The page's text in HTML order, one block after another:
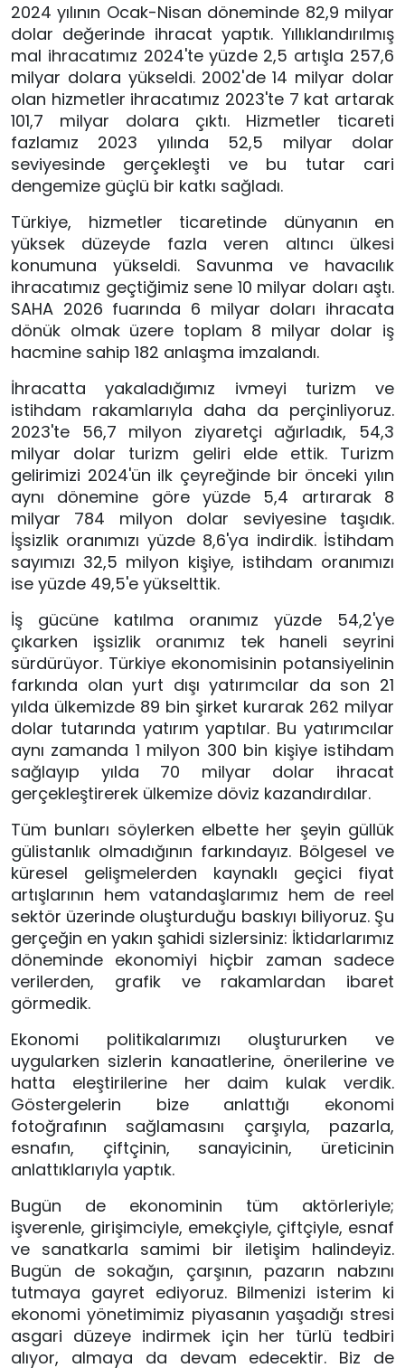
2024 yılının Ocak-Nisan döneminde 82,9 milyar
dolar değerinde ihracat yaptık. Yıllıklandırılmış
mal ihracatımız 2024'te yüzde 2,5 artışla 257,6
milyar dolara yükseldi. 2002'de 14 milyar dolar
olan hizmetler ihracatımız 2023'te 7 kat artarak
101,7 milyar dolara çıktı. Hizmetler ticareti
fazlamız 2023 yılında 52,5 milyar dolar
seviyesinde gerçekleşti ve bu tutar cari
dengemize güçlü bir katkı sağladı.
Türkiye, hizmetler ticaretinde dünyanın en
yüksek düzeyde fazla veren altıncı ülkesi
konumuna yükseldi. Savunma ve havacılık
ihracatımız geçtiğimiz sene 10 milyar doları aştı.
SAHA 2026 fuarında 6 milyar doları ihracata
dönük olmak üzere toplam 8 milyar dolar iş
hacmine sahip 182 anlaşma imzalandı.
İhracatta yakaladığımız ivmeyi turizm ve
istihdam rakamlarıyla daha da perçinliyoruz.
2023'te 56,7 milyon ziyaretçi ağırladık, 54,3
milyar dolar turizm geliri elde ettik. Turizm
gelirimizi 2024'ün ilk çeyreğinde bir önceki yılın
aynı dönemine göre yüzde 5,4 artırarak 8
milyar 784 milyon dolar seviyesine taşıdık.
İşsizlik oranımızı yüzde 8,6'ya indirdik. İstihdam
sayımızı 32,5 milyon kişiye, istihdam oranımızı
ise yüzde 49,5'e yükselttik.
İş gücüne katılma oranımız yüzde 54,2'ye
çıkarken işsizlik oranımız tek haneli seyrini
sürdürüyor. Türkiye ekonomisinin potansiyelinin
farkında olan yurt dışı yatırımcılar da son 21
yılda ülkemizde 89 bin şirket kurarak 262 milyar
dolar tutarında yatırım yaptılar. Bu yatırımcılar
aynı zamanda 1 milyon 300 bin kişiye istihdam
sağlayıp yılda 70 milyar dolar ihracat
gerçekleştirerek ülkemize döviz kazandırdılar.
Tüm bunları söylerken elbette her şeyin güllük
gülistanlık olmadığının farkındayız. Bölgesel ve
küresel gelişmelerden kaynaklı geçici fiyat
artışlarının hem vatandaşlarımız hem de reel
sektör üzerinde oluşturduğu baskıyı biliyoruz. Şu
gerçeğin en yakın şahidi sizlersiniz: İktidarlarımız
döneminde ekonomiyi hiçbir zaman sadece
verilerden, grafik ve rakamlardan ibaret
görmedik.
Ekonomi politikalarımızı oluştururken ve
uygularken sizlerin kanaatlerine, önerilerine ve
hatta eleştirilerine her daim kulak verdik.
Göstergelerin bize anlattığı ekonomi
fotoğrafının sağlamasını çarşıyla, pazarla,
esnafın, çiftçinin, sanayicinin, üreticinin
anlattıklarıyla yaptık.
Bugün de ekonominin tüm aktörleriyle;
işverenle, girişimciyle, emekçiyle, çiftçiyle, esnaf
ve sanatkarla samimi bir iletişim halindeyiz.
Bugün de sokağın, çarşının, pazarın nabzını
tutmaya gayret ediyoruz. Bilmenizi isterim ki
ekonomi yönetimimiz piyasanın yaşadığı stresi
asgari düzeye indirmek için her türlü tedbiri
alıyor, almaya da devam edecektir. Biz de